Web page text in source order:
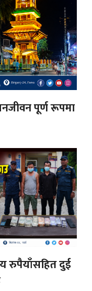
पूर्ण रूपमा
रुपैयाँसहित दुई